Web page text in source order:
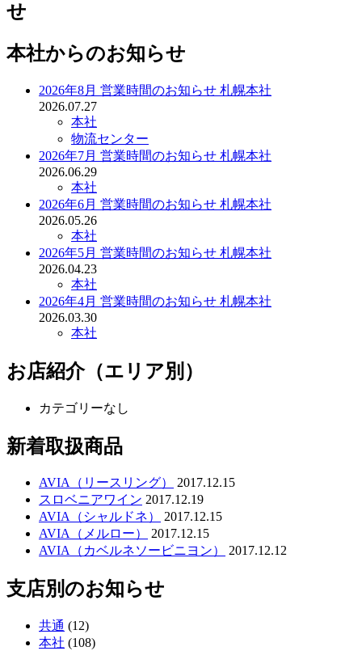
せ
本社からのお知らせ
2026年8月 営業時間のお知らせ 札幌本社
2026.07.27
本社
物流センター
2026年7月 営業時間のお知らせ 札幌本社
2026.06.29
本社
2026年6月 営業時間のお知らせ 札幌本社
2026.05.26
本社
2026年5月 営業時間のお知らせ 札幌本社
2026.04.23
本社
2026年4月 営業時間のお知らせ 札幌本社
2026.03.30
本社
お店紹介（エリア別）
カテゴリーなし
新着取扱商品
AVIA（リースリング）
2017.12.15
スロベニアワイン 2017.12.19
AVIA（シャルドネ）
2017.12.15
AVIA（メルロー）
2017.12.15
AVIA（カベルネソービニヨン）
2017.12.12
支店別のお知らせ
共通 (12)
本社 (108)